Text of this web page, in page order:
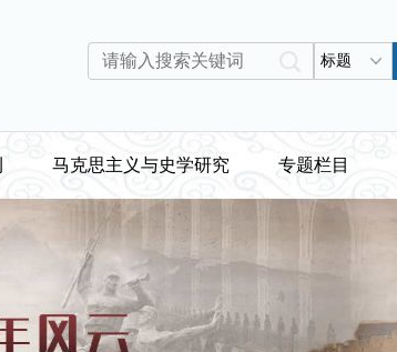
标题
马克思主义与史学研究 专题栏目